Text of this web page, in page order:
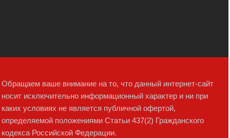
Обращаем ваше внимание на то, что данный интернет-сайт
носит исключительно информационный характер и ни при
каких условиях не является публичной офертой,
определяемой положениями Статьи 437(2) Гражданского
кодекса Российской Федерации.